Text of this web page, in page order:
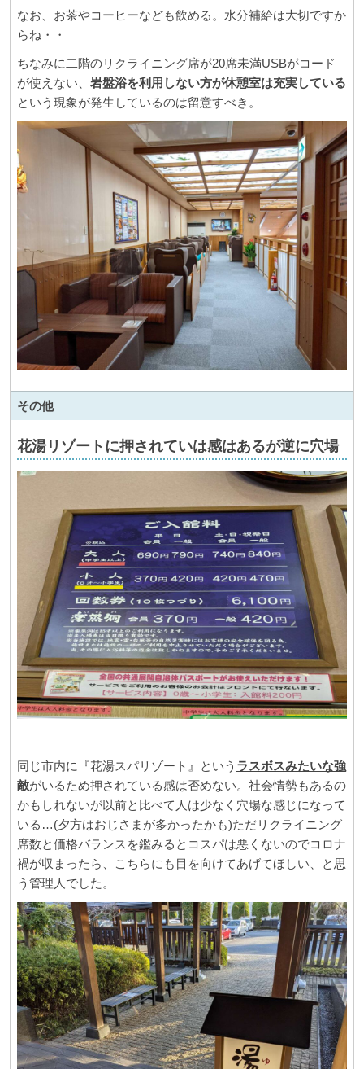
なお、お茶やコーヒーなども飲める。水分補給は大切ですか
らね・・
ちなみに二階のリクライニング席が20席未満USBがコード
が使えない、 岩盤浴を利用しない方が休憩室は充実している
という現象が発生しているのは留意すべき。
その他
花湯リゾートに押されていは感はあるが逆に穴場
同じ市内に『花湯スパリゾート』という ラスボスみたいな強
敵がいるため押されている感は否めない。社会情勢もあるの
かもしれないが以前と比べて人は少なく穴場な感じになって
いる…(夕方はおじさまが多かったかも)ただリクライニング
席数と価格バランスを鑑みるとコスパは悪くないのでコロナ
禍が収まったら、こちらにも目を向けてあげてほしい、と思
う管理人でした。